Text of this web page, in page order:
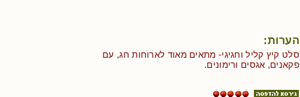
הערות:
סלט קיץ קליל וחגיגי- מתאים מאוד לארוחות חג, עם
פקאנים, אגסים ורימונים.